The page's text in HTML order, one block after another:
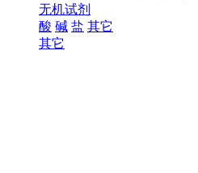
无机试剂
酸 碱 盐 其它
其它